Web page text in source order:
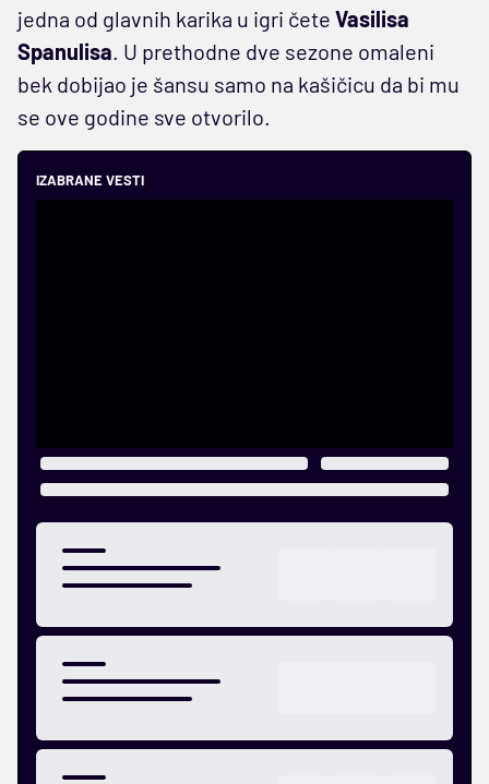
jedna od glavnih karika u igri čete Vasilisa
Spanulisa. U prethodne dve sezone omaleni
bek dobijao je šansu samo na kašičicu da bi mu
se ove godine sve otvorilo.
IZABRANE VESTI